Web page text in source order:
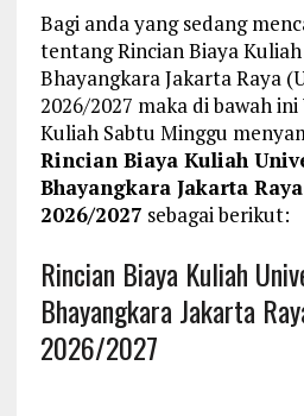
Bagi anda yang sedang
tentang Rincian Biaya
Bhayangkara Jakarta Raya
2026/2027 maka di bawah
Kuliah Sabtu Minggu
Rincian Biaya Kuliah
Bhayangkara Jakarta
2026/2027 sebagai berikut:
Rincian Biaya Kuliah
Bhayangkara Jakarta
2026/2027